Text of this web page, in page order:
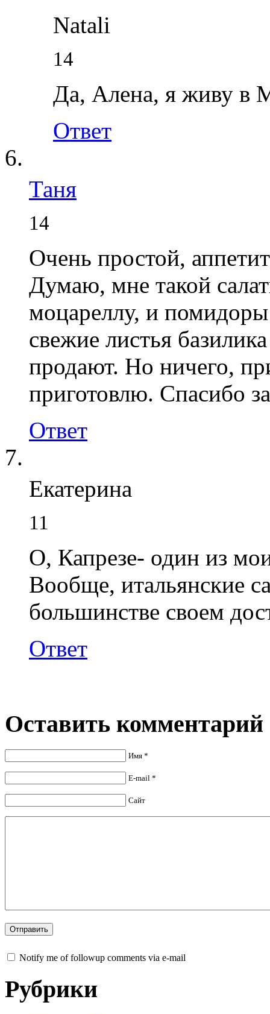
Natali
14
Да, Алена, я живу в
Ответ
Таня
14
Очень простой,
Думаю, мне такой
моцареллу, и
свежие листья
продают. Но ничего,
приготовлю. Спасибо
Ответ
Екатерина
11
О, Капрезе- один из
Вообще, итальянские
большинстве своем
Ответ
Оставить комментарий
Имя *
E-mail *
Сайт
Notify me of followup comments via e-mail
Рубрики